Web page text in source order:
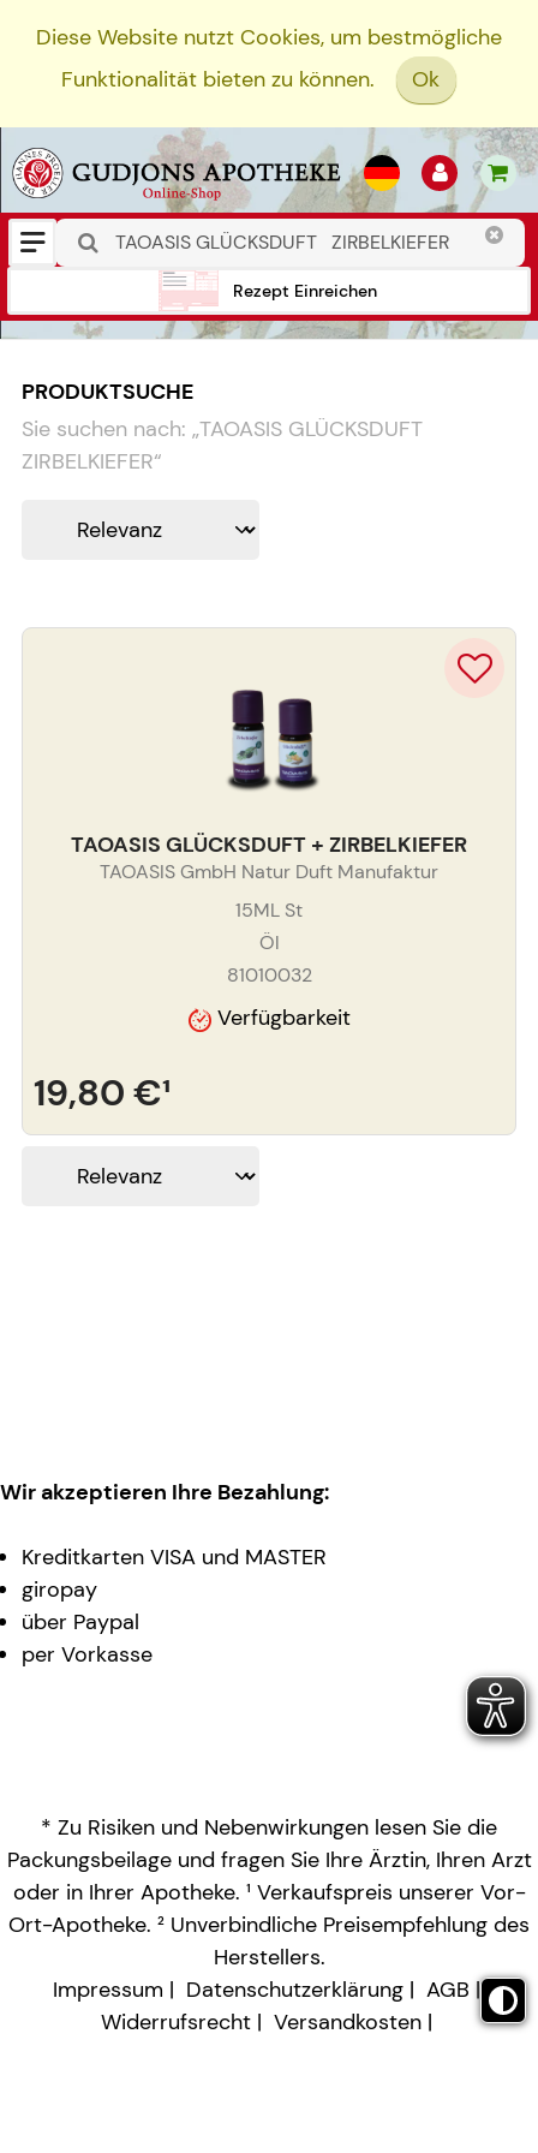
Diese Website nutzt Cookies, um bestmögliche
Funktionalität bieten zu können.
Ok
Rezept Einreichen
PRODUKTSUCHE
Sie suchen nach: „TAOASIS GLÜCKSDUFT
ZIRBELKIEFER“
TAOASIS GLÜCKSDUFT + ZIRBELKIEFER
TAOASIS GmbH Natur Duft Manufaktur
15ML St
Öl
81010032
Verfügbarkeit
19,80 €¹
Wir akzeptieren Ihre Bezahlung:
Kreditkarten VISA und MASTER
giropay
über Paypal
per Vorkasse
* Zu Risiken und Nebenwirkungen lesen Sie die
Packungsbeilage und fragen Sie Ihre Ärztin, Ihren Arzt
oder in Ihrer Apotheke. ¹ Verkaufspreis unserer Vor-
Ort-Apotheke. ² Unverbindliche Preisempfehlung des
Herstellers.
Impressum
Datenschutzerklärung
AGB
Widerrufsrecht
Versandkosten